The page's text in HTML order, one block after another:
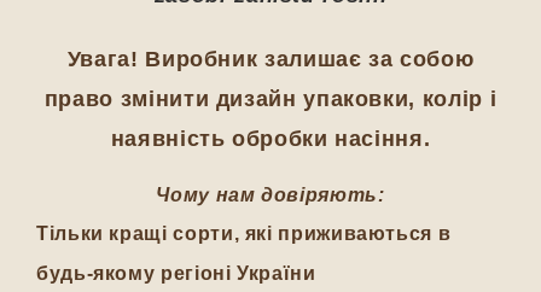
Увага! Виробник залишає за собою
право змінити дизайн упаковки, колір і
наявність обробки насіння.
Чому нам довіряють:
Тільки кращі сорти, які приживаються в
будь-якому регіоні України